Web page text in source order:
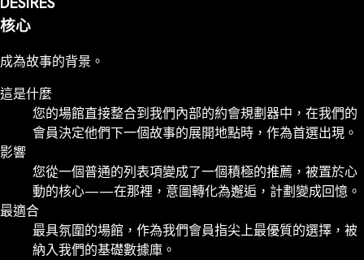
核心
成為故事的背景。
這是什麼
您的場館直接整合到我們內部的約會規劃器中，在我們的
會員決定他們下一個故事的展開地點時，作為首選出現。
影響
您從一個普通的列表項變成了一個積極的推薦，被置於心
動的核心——在那裡，意圖轉化為邂逅，計劃變成回憶。
最適合
最具氛圍的場館，作為我們會員指尖上最優質的選擇，被
納入我們的基礎數據庫。